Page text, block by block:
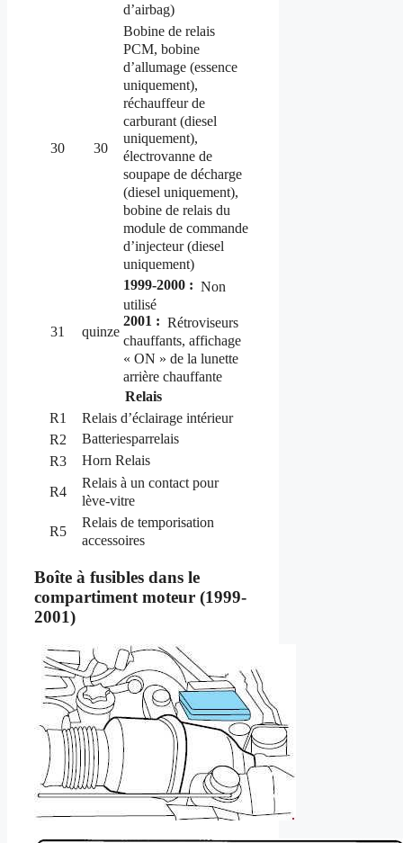
d’airbag)
30 30
Bobine de relais
PCM, bobine
d’allumage (essence
uniquement),
réchauffeur de
carburant (diesel
uniquement),
électrovanne de
soupape de décharge
(diesel uniquement),
bobine de relais du
module de commande
d’injecteur (diesel
uniquement)
31 quinze
1999-2000 : Non
utilisé
2001 : Rétroviseurs
chauffants, affichage
« ON » de la lunette
arrière chauffante
Relais
R1
Relais d’éclairage intérieur
R2
Batteriesparrelais
R3
Horn Relais
R4
Relais à un contact pour
lève-vitre
R5
Relais de temporisation
accessoires
Boîte à fusibles dans le
compartiment moteur (1999-
2001)